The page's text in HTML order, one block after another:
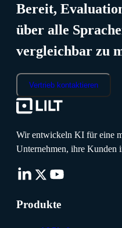
Bereit,
über alle
vergleichbar zu
Vertrieb kontaktieren
Wir entwickeln KI für eine
Unternehmen, ihre Kunden
Produkte